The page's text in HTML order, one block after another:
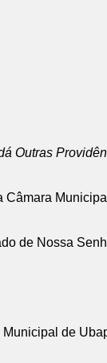
Outras
de Nossa
de